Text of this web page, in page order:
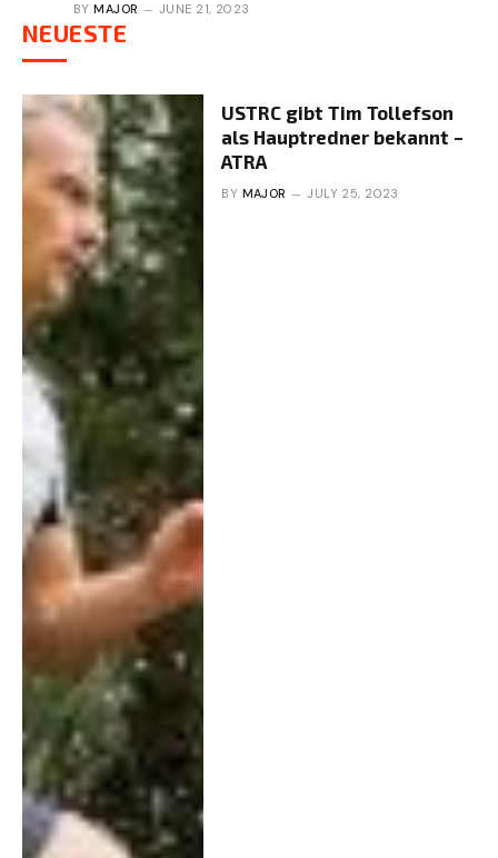
BY MAJOR JUNE 21, 2023
NEUESTE
USTRC gibt Tim Tollefson
als Hauptredner bekannt –
ATRA
BY MAJOR JULY 25, 2023